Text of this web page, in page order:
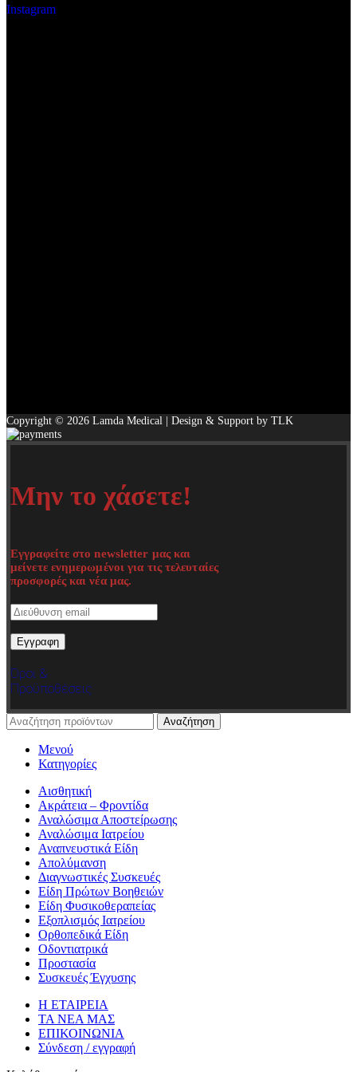
Instagram
Copyright © 2026 Lamda Medical | Design & Support by TLK
Μην το χάσετε!
Εγγραφείτε στο newsletter μας και
μείνετε ενημερωμένοι για τις τελευταίες
προσφορές και νέα μας.
Όροι &
Προϋποθέσεις
Αναζήτηση
Μενού
Κατηγορίες
Αισθητική
Ακράτεια – Φροντίδα
Αναλώσιμα Αποστείρωσης
Αναλώσιμα Ιατρείου
Αναπνευστικά Είδη
Απολύμανση
Διαγνωστικές Συσκευές
Είδη Πρώτων Βοηθειών
Είδη Φυσικοθεραπείας
Εξοπλισμός Ιατρείου
Ορθοπεδικά Είδη
Οδοντιατρικά
Προστασία
Συσκευές Έγχυσης
Η ΕΤΑΙΡΕΙΑ
ΤΑ ΝΕΑ ΜΑΣ
ΕΠΙΚΟΙΝΩΝΙΑ
Σύνδεση / εγγραφή